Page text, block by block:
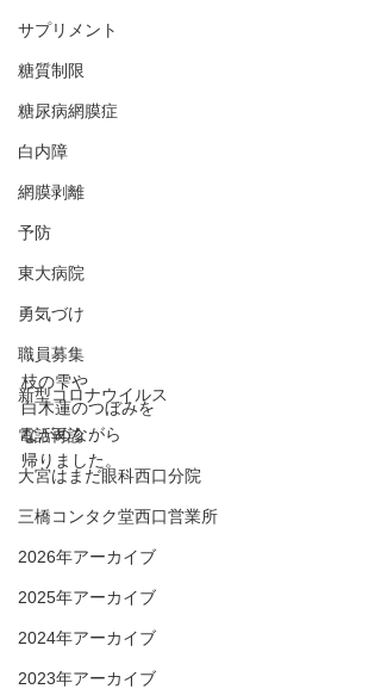
サプリメント
糖質制限
糖尿病網膜症
白内障
網膜剥離
予防
東大病院
勇気づけ
職員募集
新型コロナウイルス
電話再診
大宮はまだ眼科西口分院
三橋コンタク堂西口営業所
2026年アーカイブ
2025年アーカイブ
2024年アーカイブ
2023年アーカイブ
枝の雫や
白木蓮のつぼみを
ながめながら
帰りました。